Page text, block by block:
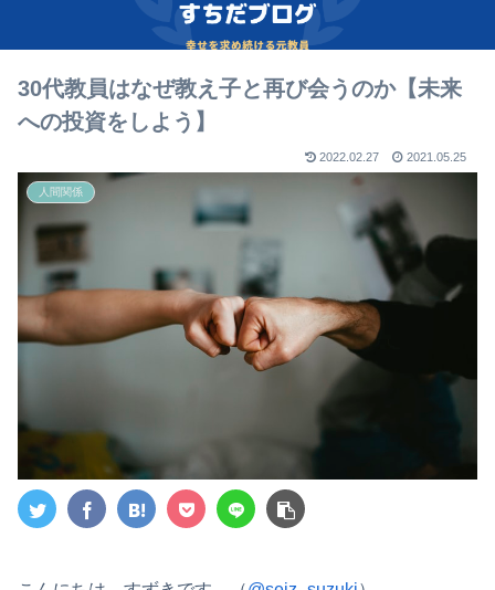
30代教員はなぜ教え子と再び会うのか【未来
への投資をしよう】
2022.02.27 2021.05.25
人間関係